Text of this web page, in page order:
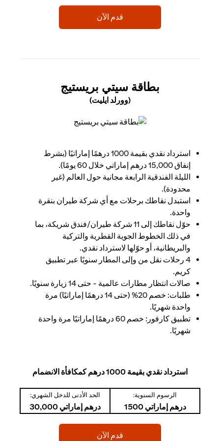
قدم الآن
بطاقة سيتي بريستيج
(وورلد ايليت)
استرداد نقدي بقيمة 1000 درهمًا إماراتيًا (بشرط
إنفاق 15,000 درهم إماراتي خلال 60 يومًا).
الليلة الفندقية الرابعة مجانية حول العالم (غير
محدودة).
استبدل نقاطك برحلات مع أي شركة طيران بنقرة
واحدة.
حوّل نقاطك إلى 11 شركة طيران/فندق شريكة، بما
في ذلك الخطوط الجوية القطرية والتركية
والبريطانية، أو حوّلها لاسترداد نقدي.
4 رحلات نقل من وإلى المطار سنويًا عبر تطبيق
كريم.
صالات انتظار مطارات عالمية - حتى 14 زيارة سنويًا.
طلبات: خصم 20% (حتى 14 درهمًا إماراتيًا) مرة
واحدة شهريًا.
تطبيق كارفور: خصم 60 درهمًا إماراتيًا مرة واحدة
شهريًا.
استرداد نقدي بقيمة 1000 درهم كمكافأة الانضمام
الرسوم السنوية:
درهم إماراتي 1500
الحد الأدنى للدخل الشهري:
درهم إماراتي 30,000
قدم الآن